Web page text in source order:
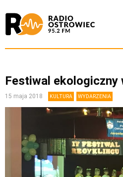
Festiwal ekologiczny
15 maja 2018 KULTURA WYDARZENIA